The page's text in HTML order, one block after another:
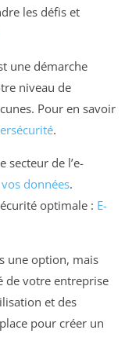
les défis et
une démarche
niveau de
Pour en savoir
.
secteur de l’e-
données.
optimale : E-
une option, mais
de votre entreprise
et des
pour créer un